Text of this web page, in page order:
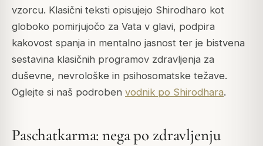
vzorcu. Klasični teksti opisujejo Shirodharo kot
globoko pomirjujočo za Vata v glavi, podpira
kakovost spanja in mentalno jasnost ter je bistvena
sestavina klasičnih programov zdravljenja za
duševne, nevrološke in psihosomatske težave.
Oglejte si naš podroben vodnik po Shirodhara.
Paschatkarma: nega po zdravljenju